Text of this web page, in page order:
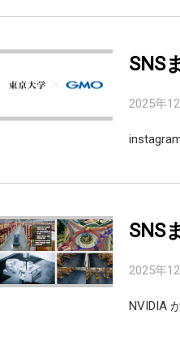
SNS
2025年
SNS
2025年
NVIDIA